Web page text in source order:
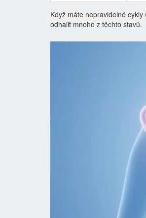
Když máte nepravidelné
odhalit mnoho z těchto stavů.